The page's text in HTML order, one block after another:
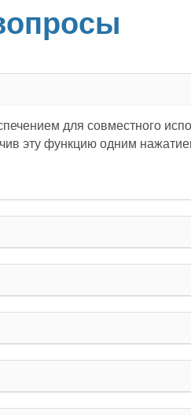
для совместного
эту функцию одним